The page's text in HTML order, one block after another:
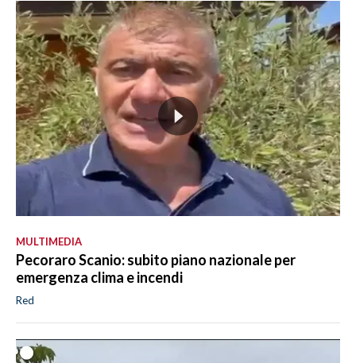
MULTIMEDIA
Pecoraro Scanio: subito piano nazionale per
emergenza clima e incendi
Red